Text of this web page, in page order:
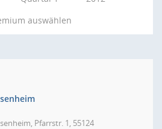
auswählen
Pfarrstr. 1, 55124